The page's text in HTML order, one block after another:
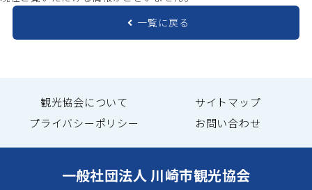
一覧に戻る
観光協会について
サイトマップ
プライバシーポリシー
お問い合わせ
一般社団法人 川崎市観光協会